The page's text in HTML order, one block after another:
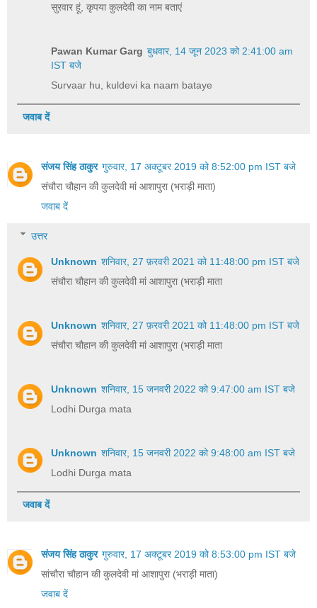
सुरवार हूं, कृपया कुलदेवी का नाम बताएं
Pawan Kumar Garg बुधवार, 14 जून 2023 को 2:41:00 am
IST बजे
Survaar hu, kuldevi ka naam bataye
जवाब दें
संजय सिंह ठाकुर गुरुवार, 17 अक्टूबर 2019 को 8:52:00 pm IST बजे
संचौरा चौहान की कुलदेवी मां आशापुरा (भराड़ी माता)
जवाब दें
उत्तर
Unknown शनिवार, 27 फ़रवरी 2021 को 11:48:00 pm IST बजे
संचौरा चौहान की कुलदेवी मां आशापुरा (भराड़ी माता
Unknown शनिवार, 27 फ़रवरी 2021 को 11:48:00 pm IST बजे
संचौरा चौहान की कुलदेवी मां आशापुरा (भराड़ी माता
Unknown शनिवार, 15 जनवरी 2022 को 9:47:00 am IST बजे
Lodhi Durga mata
Unknown शनिवार, 15 जनवरी 2022 को 9:48:00 am IST बजे
Lodhi Durga mata
जवाब दें
संजय सिंह ठाकुर गुरुवार, 17 अक्टूबर 2019 को 8:53:00 pm IST बजे
सांचौरा चौहान की कुलदेवी मां आशापुरा (भराड़ी माता)
जवाब दें